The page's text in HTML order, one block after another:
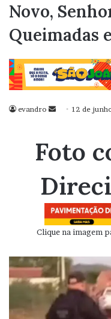
Novo,
Queimadas
evandro
Mande
mail
12 de
Foto
Clique na imagem